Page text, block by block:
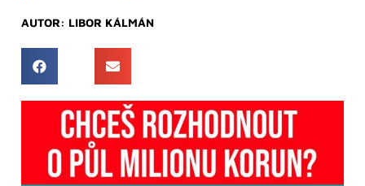
AUTOR: LIBOR KÁLMÁN